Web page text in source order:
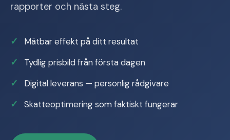
rapporter och nästa steg.
Mätbar effekt på ditt resultat
Tydlig prisbild från första dagen
Digital leverans — personlig rådgivare
Skatteoptimering som faktiskt fungerar